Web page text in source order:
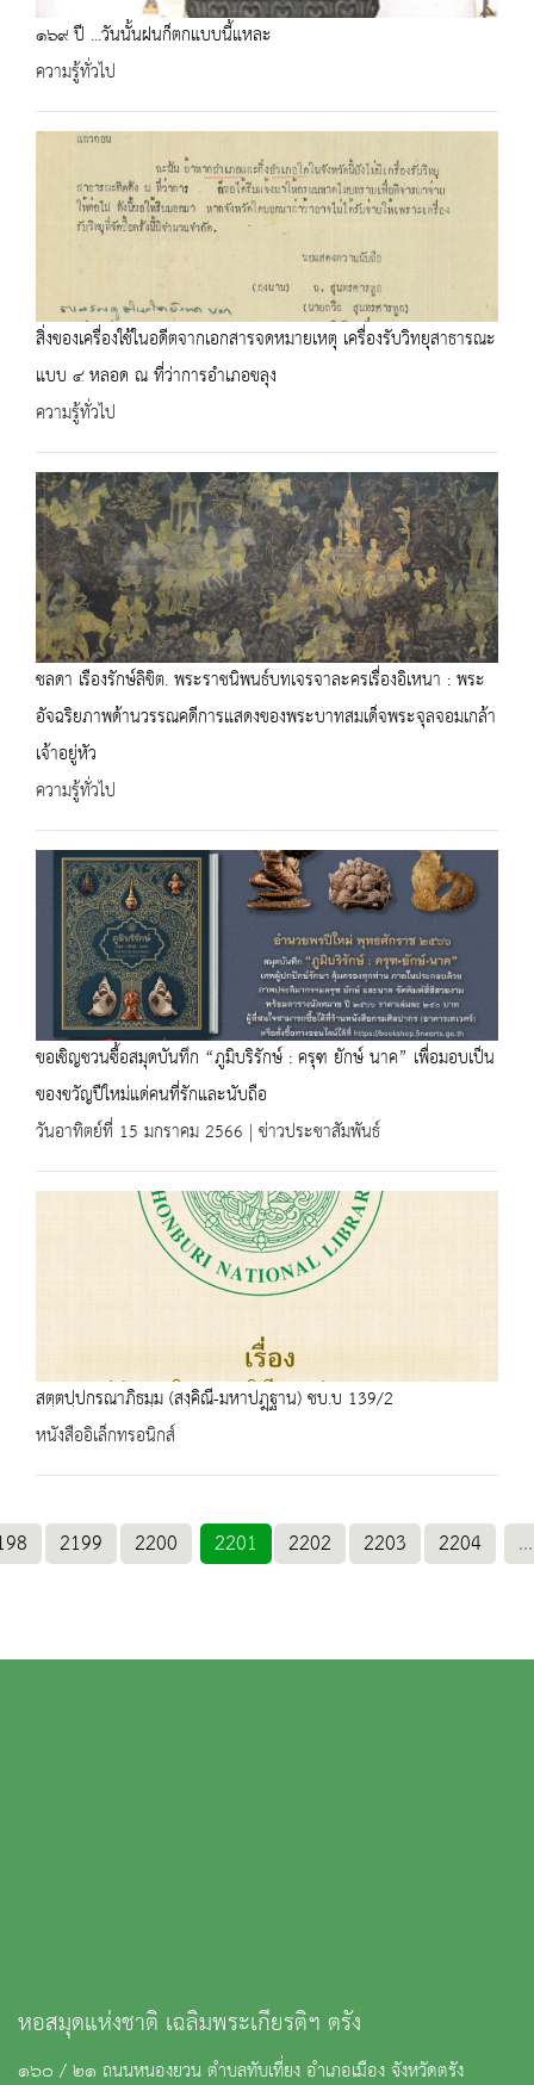
๑๖๙ ปี ...วันนั้นฝนก็ตกแบบนี้แหละ
ความรู้ทั่วไป
สิ่งของเครื่องใช้ในอดีตจากเอกสารจดหมายเหตุ เครื่องรับวิทยุสาธารณะ
แบบ ๔ หลอด ณ ที่ว่าการอำเภอขลุง
ความรู้ทั่วไป
ชลดา เรืองรักษ์ลิขิต. พระราชนิพนธ์บทเจรจาละครเรื่องอิเหนา : พระ
อัจฉริยภาพด้านวรรณคดีการแสดงของพระบาทสมเด็จพระจุลจอมเกล้า
เจ้าอยู่หัว
ความรู้ทั่วไป
ขอเชิญชวนซื้อสมุดบันทึก “ภูมิบริรักษ์ : ครุฑ ยักษ์ นาค” เพื่อมอบเป็น
ของขวัญปีใหม่แด่คนที่รักและนับถือ
วันอาทิตย์ที่ 15 มกราคม 2566 | ข่าวประชาสัมพันธ์
สตฺตปฺปกรณาภิธมฺม (สงฺคิณี-มหาปฎฺฐาน) ชบ.บ 139/2
หนังสืออิเล็กทรอนิกส์
2199 2200 2201 2202 2203 2204 ...
หอสมุดแห่งชาติ เฉลิมพระเกียรติฯ ตรัง
๑๖๐ / ๒๑ ถนนหนองยวน ตำบลทับเที่ยง อำเภอเมือง จังหวัดตรัง